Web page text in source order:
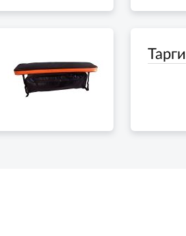
Тарги